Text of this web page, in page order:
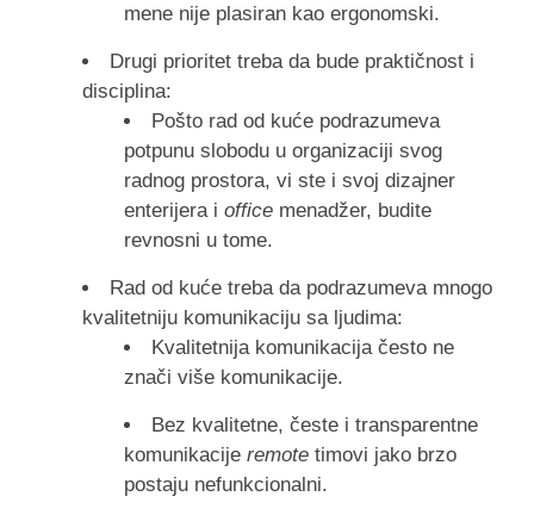
mene nije plasiran kao ergonomski.
Drugi prioritet treba da bude praktičnost i
disciplina:
Pošto rad od kuće podrazumeva
potpunu slobodu u organizaciji svog
radnog prostora, vi ste i svoj dizajner
enterijera i office menadžer, budite
revnosni u tome.
Rad od kuće treba da podrazumeva mnogo
kvalitetniju komunikaciju sa ljudima:
Kvalitetnija komunikacija često ne
znači više komunikacije.
Bez kvalitetne, česte i transparentne
komunikacije remotetimovi jako brzo
postaju nefunkcionalni.